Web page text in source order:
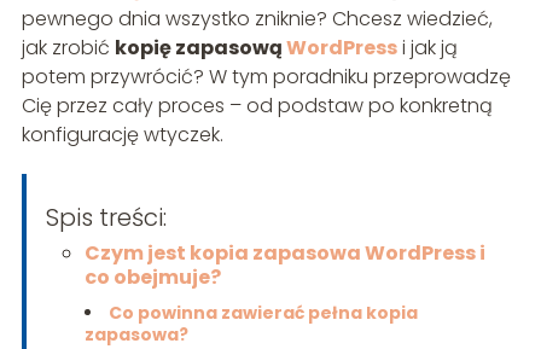
pewnego dnia wszystko zniknie? Chcesz wiedzieć,
jak zrobić kopię zapasowąWordPressi jak ją
potem przywrócić? W tym poradniku przeprowadzę
Cię przez cały proces – od podstaw po konkretną
konfigurację wtyczek.
Spis treści:
Czym jest kopia zapasowa WordPress i
co obejmuje?
Co powinna zawierać pełna kopia
zapasowa?